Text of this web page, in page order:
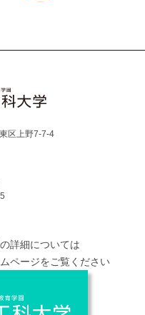
区上野7-7-4
詳細については
ページをご覧ください